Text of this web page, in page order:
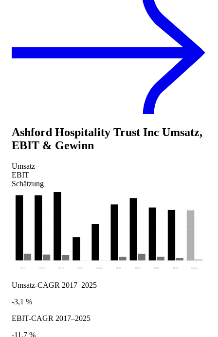
Ashford Hospitality Trust Inc Umsatz,
EBIT & Gewinn
Umsatz
EBIT
Schätzung
2017 2018 2019 2020 2021 2022 2023 2024 2025 2026 e
Umsatz-CAGR 2017–2025
-3,1 %
EBIT-CAGR 2017–2025
-11,7 %